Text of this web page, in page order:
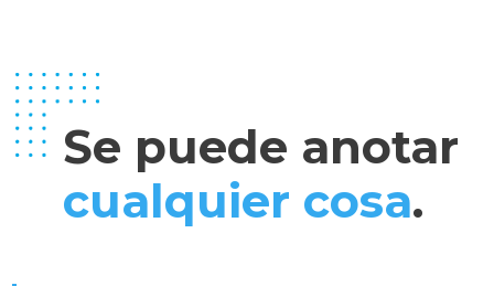
Se puede anotar
cualquier cosa.